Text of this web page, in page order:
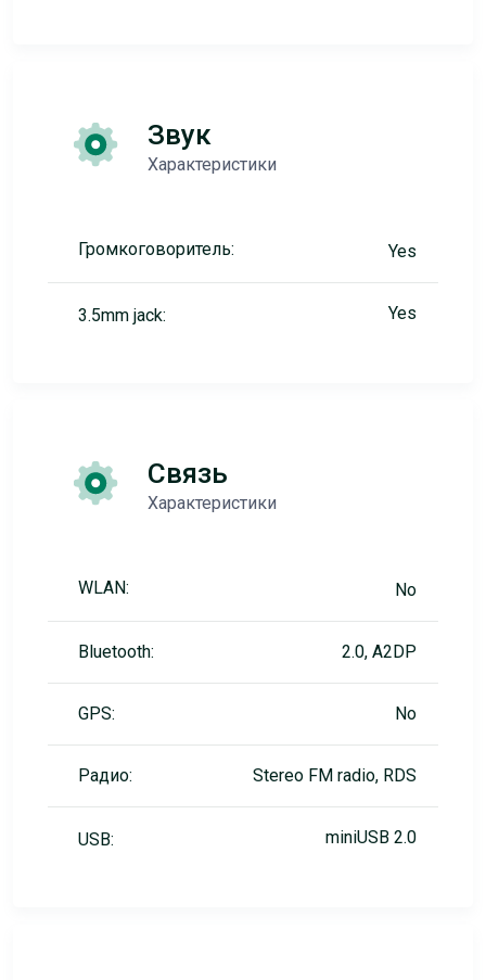
Звук
Характеристики
Громкоговоритель: Yes
3.5mm jack: Yes
Связь
Характеристики
WLAN: No
Bluetooth: 2.0, A2DP
GPS: No
Радио: Stereo FM radio, RDS
USB: miniUSB 2.0